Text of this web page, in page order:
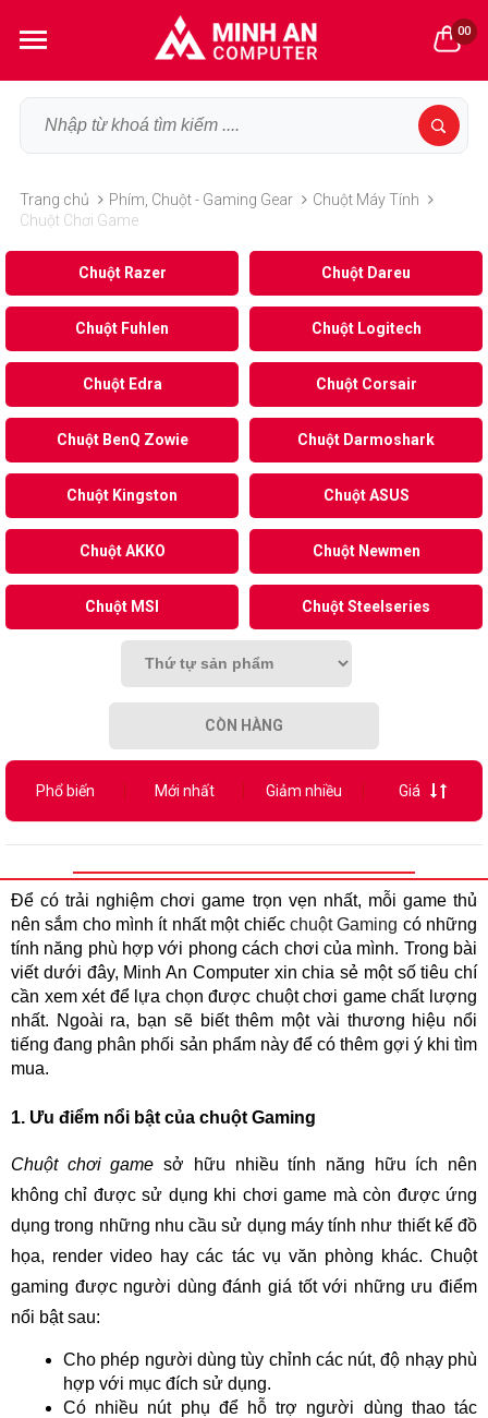
00
Trang chủ Phím, Chuột - Gaming Gear
Chuột Máy Tính
Chuột Chơi Game
Chuột Razer Chuột Dareu
Chuột Fuhlen Chuột Logitech
Chuột Edra Chuột Corsair
Chuột BenQ Zowie Chuột Darmoshark
Chuột Kingston Chuột ASUS
Chuột AKKO Chuột Newmen
Chuột MSI Chuột Steelseries
CÒN HÀNG
Phổ biến Mới nhất Giảm nhiều Giá
Để có trải nghiệm chơi game trọn vẹn nhất, mỗi game thủ
nên sắm cho mình ít nhất một chiếc chuột Gaming có những
tính năng phù hợp với phong cách chơi của mình. Trong bài
viết dưới đây, Minh An Computer xin chia sẻ một số tiêu chí
cần xem xét để lựa chọn được chuột chơi game chất lượng
nhất. Ngoài ra, bạn sẽ biết thêm một vài thương hiệu nổi
tiếng đang phân phối sản phẩm này để có thêm gợi ý khi tìm
mua.
1. Ưu điểm nổi bật của chuột Gaming
Chuột chơi game sở hữu nhiều tính năng hữu ích nên
không chỉ được sử dụng khi chơi game mà còn được ứng
dụng trong những nhu cầu sử dụng máy tính như thiết kế đồ
họa, render video hay các tác vụ văn phòng khác. Chuột
gaming được người dùng đánh giá tốt với những ưu điểm
nổi bật sau:
Cho phép người dùng tùy chỉnh các nút, độ nhạy phù
hợp với mục đích sử dụng.
Có nhiều nút phụ để hỗ trợ người dùng thao tác